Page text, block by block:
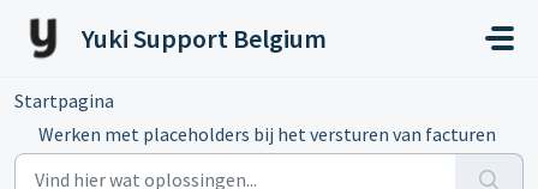
Yuki Support Belgium
Startpagina
Werken met placeholders bij het versturen van facturen